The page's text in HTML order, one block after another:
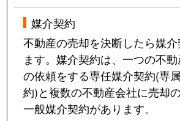
媒介契約
不動産の売却を決断したら媒
ます。媒介契約は、一つの不
の依頼をする専任媒介契約(専
約)と複数の不動産会社に売却
一般媒介契約があります。